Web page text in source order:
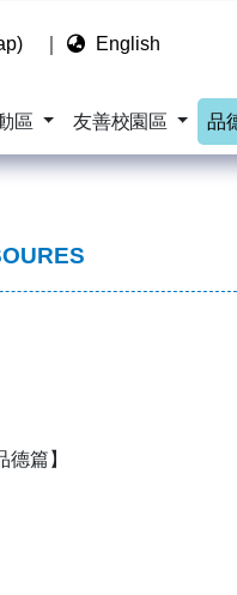
English
區 友善校園區 品
篇】